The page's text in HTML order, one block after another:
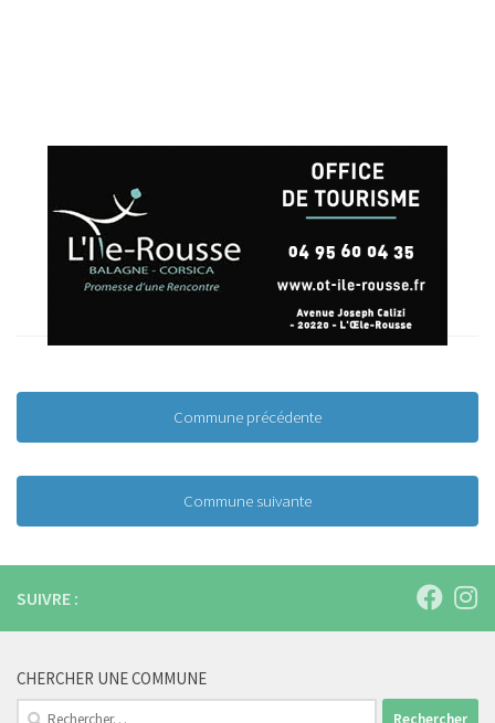
Commune précédente
Commune suivante
SUIVRE :
CHERCHER UNE COMMUNE
Rechercher :